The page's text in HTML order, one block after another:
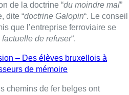
de la doctrine “du moindre mal”
dite “doctrine Galopin“. Le conseil
que l’entreprise ferroviaire se
de refuser“.
– Des élèves bruxellois à
de mémoire
chemins de fer belges ont